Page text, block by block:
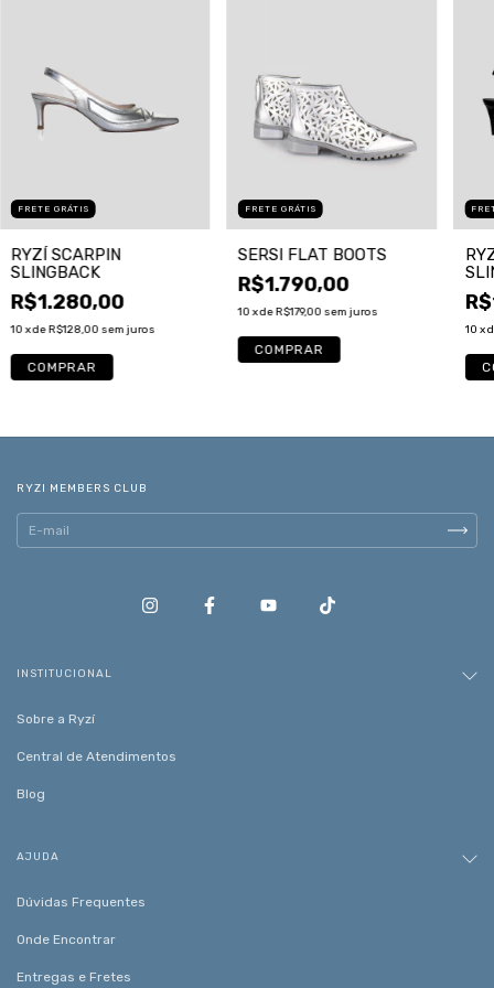
FRETE GRÁTIS
RYZÍ SCARPIN
SLINGBACK
R$1.280,00
10 x de R$128,00 sem juros
COMPRAR
FRETE GRÁTIS
SERSI FLAT BOOTS
R$1.790,00
10 x de R$179,00 sem juros
COMPRAR
10 x
RYZI MEMBERS CLUB
INSTITUCIONAL
Sobre a Ryzí
Central de Atendimentos
Blog
AJUDA
Dúvidas Frequentes
Onde Encontrar
Entregas e Fretes